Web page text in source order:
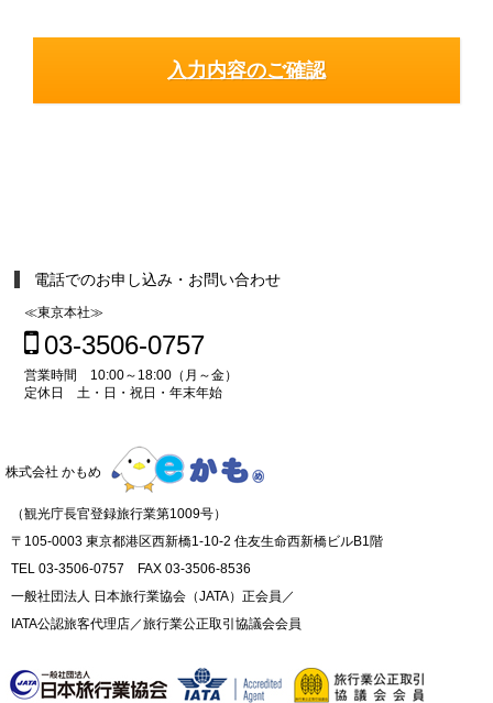
電話でのお申し込み・お問い合わせ
≪東京本社≫
03-3506-0757
営業時間 10:00～18:00（月～金）
定休日 土・日・祝日・年末年始
株式会社 かもめ
（観光庁長官登録旅行業第1009号）
〒105-0003 東京都港区西新橋1-10-2 住友生命西新橋ビルB1階
TEL 03-3506-0757 FAX 03-3506-8536
一般社団法人 日本旅行業協会（JATA）正会員／
IATA公認旅客代理店／旅行業公正取引協議会会員